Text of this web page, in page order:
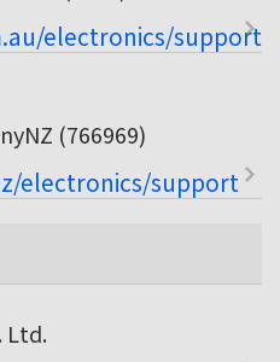
electronics/support
(766969)
electronics/support
Ltd.